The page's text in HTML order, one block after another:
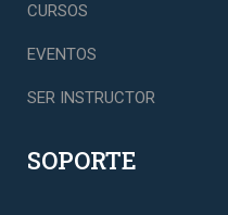
CURSOS
EVENTOS
SER INSTRUCTOR
SOPORTE